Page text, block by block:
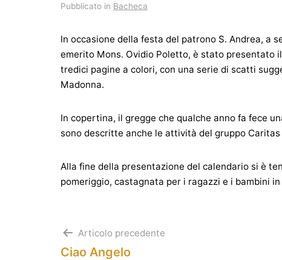
Pubblicato in Bacheca
In occasione della festa del patrono S. Andrea, a
emerito Mons. Ovidio Poletto, è stato presentato il
tredici pagine a colori, con una serie di scatti
Madonna.
In copertina, il gregge che qualche anno fa fece
sono descritte anche le attività del gruppo
Alla fine della presentazione del calendario si è
pomeriggio, castagnata per i ragazzi e i bambini
Navigazione
Articolo precedente
Ciao Angelo